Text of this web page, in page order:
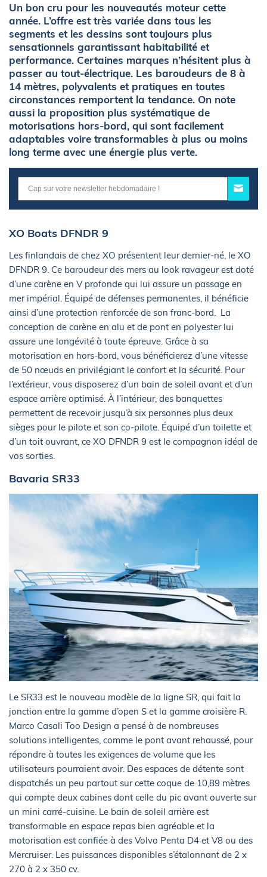
Un bon cru pour les nouveautés moteur cette
année. L’offre est très variée dans tous les
segments et les dessins sont toujours plus
sensationnels garantissant habitabilité et
performance. Certaines marques n’hésitent plus à
passer au tout-électrique. Les baroudeurs de 8 à
14 mètres, polyvalents et pratiques en toutes
circonstances remportent la tendance. On note
aussi la proposition plus systématique de
motorisations hors-bord, qui sont facilement
adaptables voire transformables à plus ou moins
long terme avec une énergie plus verte.
XO Boats DFNDR 9
Les finlandais de chez XO présentent leur dernier-né, le XO
DFNDR 9. Ce baroudeur des mers au look ravageur est doté
d’une carène en V profonde qui lui assure un passage en
mer impérial. Équipé de défenses permanentes, il bénéficie
ainsi d’une protection renforcée de son franc-bord. La
conception de carène en alu et de pont en polyester lui
assure une longévité à toute épreuve. Grâce à sa
motorisation en hors-bord, vous bénéficierez d’une vitesse
de 50 nœuds en privilégiant le confort et la sécurité. Pour
l’extérieur, vous disposerez d’un bain de soleil avant et d’un
espace arrière optimisé. À l’intérieur, des banquettes
permettent de recevoir jusqu’à six personnes plus deux
sièges pour le pilote et son co-pilote. Équipé d’un toilette et
d’un toit ouvrant, ce XO DFNDR 9 est le compagnon idéal de
vos sorties.
Bavaria SR33
Le SR33 est le nouveau modèle de la ligne SR, qui fait la
jonction entre la gamme d’open S et la gamme croisière R.
Marco Casali Too Design a pensé à de nombreuses
solutions intelligentes, comme le pont avant rehaussé, pour
répondre à toutes les exigences de volume que les
utilisateurs pourraient avoir. Des espaces de détente sont
dispatchés un peu partout sur cette coque de 10,89 mètres
qui compte deux cabines dont celle du pic avant ouverte sur
un mini carré-cuisine. Le bain de soleil arrière est
transformable en espace repas bien agréable et la
motorisation est confiée à des Volvo Penta D4 et V8 ou des
Mercruiser. Les puissances disponibles s’étalonnant de 2 x
270 à 2 x 350 cv.